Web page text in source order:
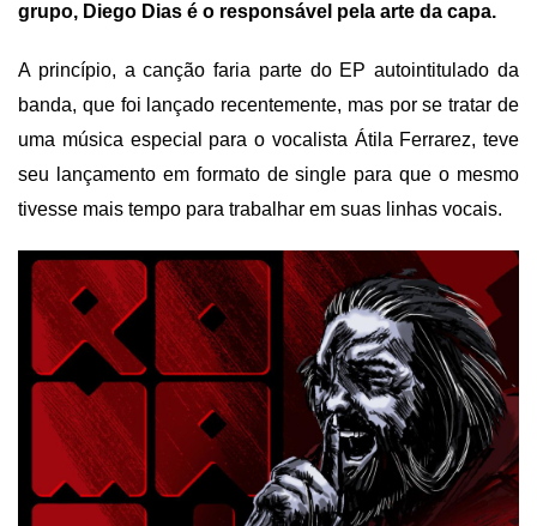
grupo, Diego Dias é o responsável pela arte da capa.
A princípio, a canção faria parte do EP autointitulado da
banda, que foi lançado recentemente, mas por se tratar de
uma música especial para o vocalista Átila Ferrarez, teve
seu lançamento em formato de single para que o mesmo
tivesse mais tempo para trabalhar em suas linhas vocais.